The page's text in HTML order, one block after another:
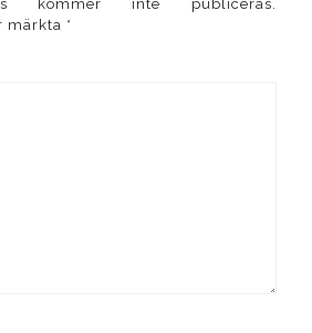
kommer inte publiceras.
märkta *